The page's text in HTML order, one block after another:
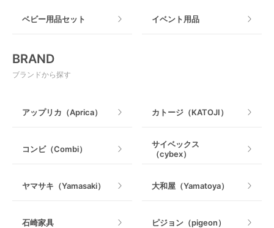
室内遊具
授乳グッズ・ママ用品
ベビー用品セット イベント用品
BRAND
ブランドから探す
アップリカ（Aprica） カトージ（KATOJI）
コンビ（Combi）
サイベックス
（cybex）
ヤマサキ（Yamasaki） 大和屋（Yamatoya）
石崎家具 ピジョン（pigeon）